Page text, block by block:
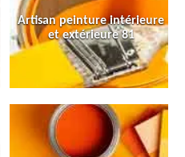
Artisan peinture intérieure
et extérieure 81